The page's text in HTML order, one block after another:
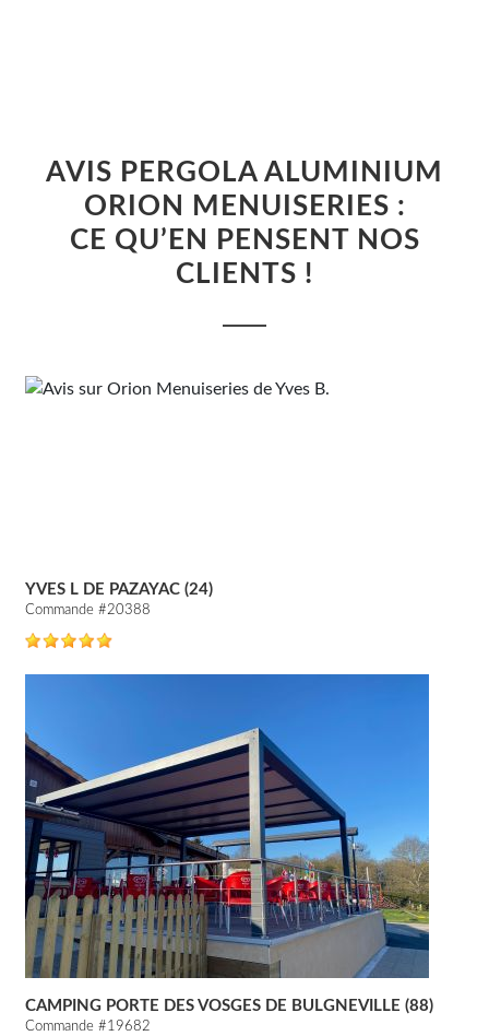
AVIS PERGOLA ALUMINIUM
ORION MENUISERIES :
CE QU’EN PENSENT NOS
CLIENTS !
YVES L DE PAZAYAC (24)
Commande #20388
CAMPING PORTE DES VOSGES DE BULGNEVILLE (88)
Commande #19682